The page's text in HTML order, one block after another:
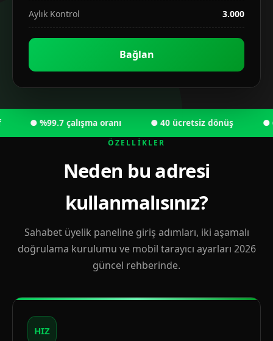
Aylık Kontrol 3.000
Bağlan
● %99.7 çalışma oranı ● 40 ücretsiz dönüş ●
ÖZELLIKLER
Neden bu adresi
kullanmalısınız?
Sahabet üyelik paneline giriş adımları, iki aşamalı
doğrulama kurulumu ve mobil tarayıcı ayarları 2026
güncel rehberinde.
HIZ